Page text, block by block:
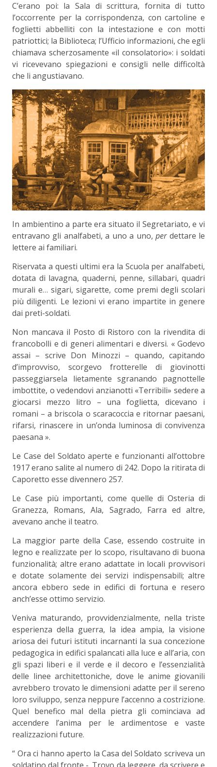
C’erano poi: la Sala di scrittura, fornita di tutto
l’occorrente per la corrispondenza, con cartoline e
foglietti abbelliti con la intestazione e con motti
patriottici; la Biblioteca; l’Ufficio informazioni, che egli
chiamava scherzosamente «il consolatorio»: i soldati
vi ricevevano spiegazioni e consigli nelle difficoltà
che li angustiavano.
In ambientino a parte era situato il Segreta­riato, e vi
entravano gli analfabeti, a uno a uno,per dettare le
lettere ai familiari.
Riservata a questi ultimi era la Scuola per anal­fabeti,
dotata di lavagna, quaderni, penne, sillabari, quadri
murali e… sigari, sigarette, come premi degli scolari
più diligenti. Le lezioni vi erano impar­tite in genere
dai preti-soldati.
Non mancava il Posto di Ristoro con la riven­dita di
francobolli e di generi alimentari e diversi. « Godevo
assai – scrive Don Minozzi – quando, capi­tando
d’improvviso, scorgevo frotterelle di gio­vinotti
passeggiarsela lietamente sgranando pagnot­telle
imbottite, o vedendovi anzianotti «Terribili» sedere a
giocarsi mezzo litro – una foglietta, dice­vano i
romani – a briscola o scaracoccia e ritornar paesani,
rifarsi, rinascere in un’onda luminosa di convivenza
paesana ».
Le Case del Soldato aperte e funzionanti all’ot­tobre
1917 erano salite al numero di 242. Dopo la ritirata di
Caporetto esse divennero 257.
Le Case più importanti, come quelle di Osteria di
Granezza, Romans, Ala, Sagrado, Farra ed altre,
avevano anche il teatro.
La maggior parte della Case, essendo costruite in
legno e realizzate per lo scopo, risultavano di buona
funzionalità; altre erano adattate in locali provvisori
e dotate solamente dei servizi indispensa­bili; altre
ancora ebbero sede in edifici di fortuna e resero
anch’esse ottimo servizio.
Veniva maturando, provvidenzialmente, nella triste
esperienza della guerra, la idea ampia, la vi­sione
ariosa dei futuri istituti incarnanti la sua concezione
pedagogica in edifici spalancati alla luce e all’aria, con
gli spazi liberi e il verde e il decoro e l’essenzialità
delle linee architettoniche, dove le anime giovanili
avrebbero trovato le dimensioni adatte per il sereno
loro sviluppo, senza neppure l’accenno a costrizione.
Quel benefico mal della pietra gli cominciava ad
accendere l’anima per le ardimentose e vaste
realizzazioni future.
“ Ora ci hanno aperto la Casa del Soldato ­scriveva un